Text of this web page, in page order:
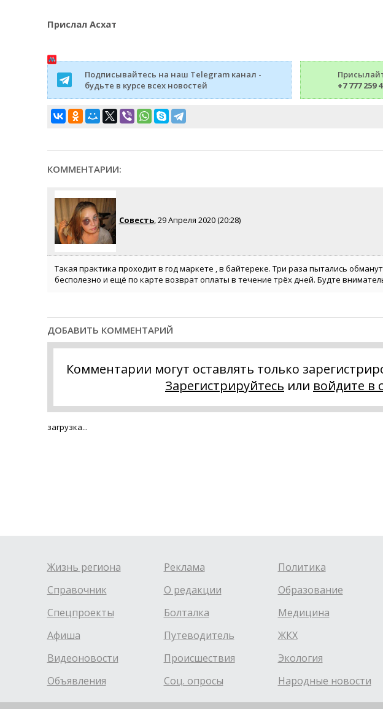
Прислал Асхат
Подписывайтесь на наш Telegram канал -
будьте в курсе всех новостей
+7 777 259
КОММЕНТАРИИ:
Совесть, 29 Апреля 2020 (20:28)
Такая практика проходит в год маркете , в байтереке. Три раза пытались
бесполезно и ещё по карте возврат оплаты в течение трёх дней. Будте
ДОБАВИТЬ КОММЕНТАРИЙ
Комментарии могут оставлять только
Зарегистрируйтесь или войдите в
загрузка...
Жизнь региона
Справочник
Спецпроекты
Афиша
Видеоновости
Объявления
Реклама
О редакции
Болталка
Путеводитель
Происшествия
Соц. опросы
Политика
Образование
Медицина
ЖКХ
Экология
Народные новости